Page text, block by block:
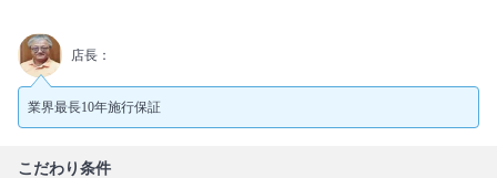
店長：
業界最長10年施行保証
こだわり条件